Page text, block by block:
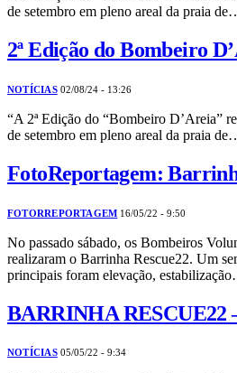
de setembro em pleno areal da praia
2ª Edição do Bombeiro
NOTÍCIAS 02/08/24 - 13:26
“A 2ª Edição do “Bombeiro D’Areia”
de setembro em pleno areal da praia
FotoReportagem:
FOTORREPORTAGEM 16/05/22 - 9:50
No passado sábado, os Bombeiros
realizaram o Barrinha Rescue22. Um
principais foram elevação,
BARRINHA RESCUE22
NOTÍCIAS 05/05/22 - 9:34